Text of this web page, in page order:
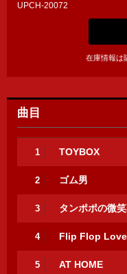
UPCH-20072
在庫情報は
曲目
1 TOYBOX
2 ゴム男
3 タンポポの微
4 Flip Flop
5 AT HOME